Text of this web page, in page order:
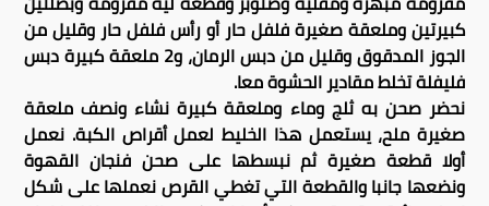
كبيرتين وملعقة صغيرة فلفل حار أو رأس فلفل حار وقليل من
الجوز المدقوق وقليل من دبس الرمان، و2 ملعقة كبيرة دبس
فليفلة تخلط مقادير الحشوة معا.
نحضر صحن به ثلج وماء وملعقة كبيرة نشاء ونصف ملعقة
صغيرة ملح، يستعمل هذا الخليط لعمل أقراص الكبة. نعمل
أولا قطعة صغيرة ثم نبسطها على صحن فنجان القهوة
ونضعها جانبا والقطعة التي تغطي القرص نعملها على شكل